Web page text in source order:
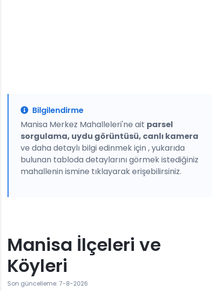
Bilgilendirme
Manisa Merkez Mahalleleri'ne ait parsel
sorgulama, uydu görüntüsü, canlı kamera
ve daha detaylı bilgi edinmek için , yukarıda
bulunan tabloda detaylarını görmek istediğiniz
mahallenin ismine tıklayarak erişebilirsiniz.
Manisa İlçeleri ve
Köyleri
Son güncelleme: 7-8-2026